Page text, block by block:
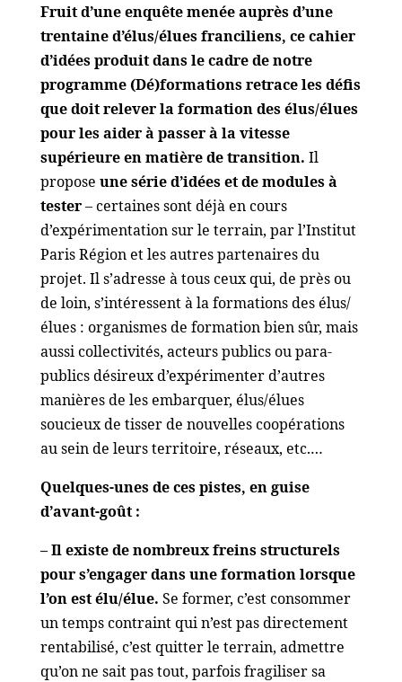
Fruit d’une enquête menée auprès d’une
trentaine d’élus/élues franciliens, ce cahier
d’idées produit dans le cadre de notre
programme (Dé)formations retrace les défis
que doit relever la formation des élus/élues
pour les aider à passer à la vitesse
supérieure en matière de transition. Il
propose une série d’idées et de modules à
tester– certaines sont déjà en cours
d’expérimentation sur le terrain, par l’Institut
Paris Région et les autres partenaires du
projet. Il s’adresse à tous ceux qui, de près ou
de loin, s’intéressent à la formations des élus/
élues : organismes de formation bien sûr, mais
aussi collectivités, acteurs publics ou para-
publics désireux d’expérimenter d’autres
manières de les embarquer, élus/élues
soucieux de tisser de nouvelles coopérations
au sein de leurs territoire, réseaux, etc.…
Quelques-unes de ces pistes, en guise
d’avant-goût :
– Il existe de nombreux freins structurels
pour s’engager dans une formation lorsque
l’on est élu/élue. Se former, c’est consommer
un temps contraint qui n’est pas directement
rentabilisé, c’est quitter le terrain, admettre
qu’on ne sait pas tout, parfois fragiliser sa